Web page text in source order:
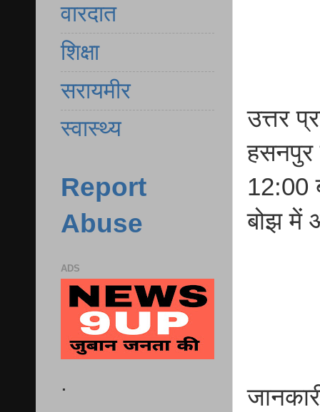
उत्तर
हसनपुर
12:00
बोझ में
वारदात
शिक्षा
सरायमीर
स्वास्थ्य
Report
Abuse
ADS
.